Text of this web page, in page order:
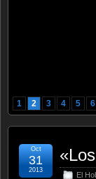
1 2 3 4 5 6
El
Oct
31
2013